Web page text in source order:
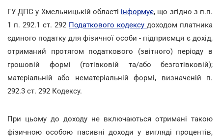
ГУ ДПС у Хмельницькій області інформує, що згідно з п.п.
1 п. 292.1 ст. 292 Податкового кодексу доходом платника
єдиного податку для фізичної особи - підприємця є дохід,
отриманий протягом податкового (звітного) періоду в
грошовій формі (готівковій та/або безготівковій);
матеріальній або нематеріальній формі, визначеній п.
292.3 ст. 292 Кодексу.
При цьому до доходу не включаються отримані такою
фізичною особою пасивні доходи у вигляді процентів,